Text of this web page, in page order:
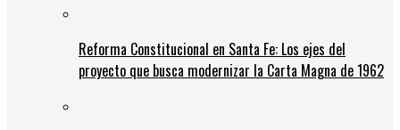
Reforma Constitucional en Santa Fe: Los ejes del
proyecto que busca modernizar la Carta Magna de 1962